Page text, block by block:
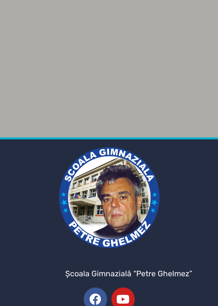
Şcoala Gimnazială “Petre Ghelmez”